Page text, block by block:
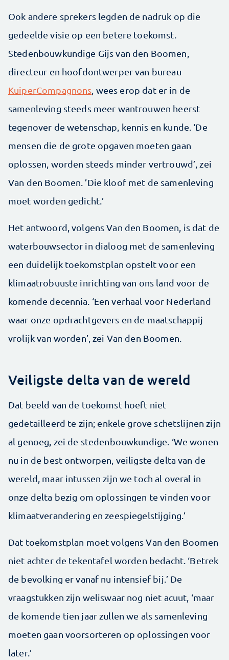
Ook andere sprekers legden de nadruk op die
gedeelde visie op een betere toekomst.
Stedenbouwkundige Gijs van den Boomen,
directeur en hoofdontwerper van bureau
KuiperCompagnons , wees erop dat er in de
samenleving steeds meer wantrouwen heerst
tegenover de wetenschap, kennis en kunde. ‘De
mensen die de grote opgaven moeten gaan
oplossen, worden steeds minder vertrouwd’, zei
Van den Boomen. ’Die kloof met de samenleving
moet worden gedicht.’
Het antwoord, volgens Van den Boomen, is dat de
waterbouwsector in dialoog met de samenleving
een duidelijk toekomstplan opstelt voor een
klimaatrobuuste inrichting van ons land voor de
komende decennia. ‘Een verhaal voor Nederland
waar onze opdrachtgevers en de maatschappij
vrolijk van worden’, zei Van den Boomen.
Veiligste delta van de wereld
Dat beeld van de toekomst hoeft niet
gedetailleerd te zijn; enkele grove schetslijnen zijn
al genoeg, zei de stedenbouwkundige. ‘We wonen
nu in de best ontworpen, veiligste delta van de
wereld, maar intussen zijn we toch al overal in
onze delta bezig om oplossingen te vinden voor
klimaatverandering en zeespiegelstijging.’
Dat toekomstplan moet volgens Van den Boomen
niet achter de tekentafel worden bedacht. ‘Betrek
de bevolking er vanaf nu intensief bij.’ De
vraagstukken zijn weliswaar nog niet acuut, ‘maar
de komende tien jaar zullen we als samenleving
moeten gaan voorsorteren op oplossingen voor
later.’